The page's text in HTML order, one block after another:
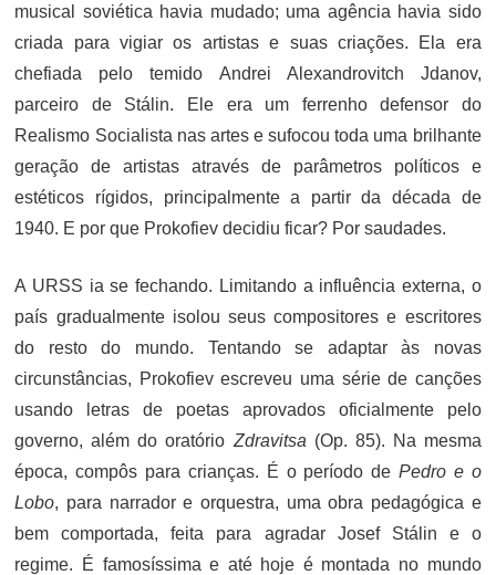
musical soviética havia mudado; uma agência havia sido
criada para vigiar os artistas e suas criações. Ela era
chefiada pelo temido Andrei Alexandrovitch Jdanov,
parceiro de Stálin. Ele era um ferrenho defensor do
Realismo Socialista nas artes e sufocou toda uma brilhante
geração de artistas através de parâmetros políticos e
estéticos rígidos, principalmente a partir da década de
1940. E por que Prokofiev decidiu ficar? Por saudades.
A URSS ia se fechando. Limitando a influência externa, o
país gradualmente isolou seus compositores e escritores
do resto do mundo. Tentando se adaptar às novas
circunstâncias, Prokofiev escreveu uma série de canções
usando letras de poetas aprovados oficialmente pelo
governo, além do oratório Zdravitsa (Op. 85). Na mesma
época, compôs para crianças. É o período de Pedro e o
Lobo, para narrador e orquestra, uma obra pedagógica e
bem comportada, feita para agradar Josef Stálin e o
regime. É famosíssima e até hoje é montada no mundo